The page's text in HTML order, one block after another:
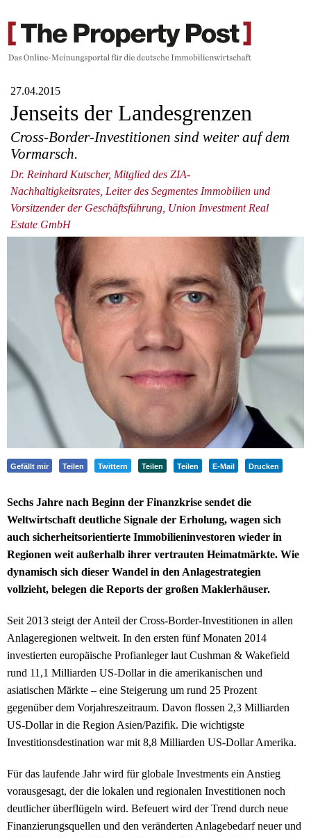
27.04.2015
Jenseits der Landesgrenzen
Cross-Border-Investitionen sind weiter auf dem
Vormarsch.
Dr. Reinhard Kutscher, Mitglied des ZIA-
Nachhaltigkeitsrates, Leiter des Segmentes Immobilien und
Vorsitzender der Geschäftsführung, Union Investment Real
Estate GmbH
Gefällt mir Teilen Twittern Teilen Teilen E-Mail Drucken
Sechs Jahre nach Beginn der Finanzkrise sendet die
Weltwirtschaft deutliche Signale der Erholung, wagen sich
auch sicherheitsorientierte Immobilieninvestoren wieder in
Regionen weit außerhalb ihrer vertrauten Heimatmärkte. Wie
dynamisch sich dieser Wandel in den Anlagestrategien
vollzieht, belegen die Reports der großen Maklerhäuser.
Seit 2013 steigt der Anteil der Cross-Border-Investitionen in allen
Anlageregionen weltweit. In den ersten fünf Monaten 2014
investierten europäische Profianleger laut Cushman & Wakefield
rund 11,1 Milliarden US-Dollar in die amerikanischen und
asiatischen Märkte – eine Steigerung um rund 25 Prozent
gegenüber dem Vorjahreszeitraum. Davon flossen 2,3 Milliarden
US-Dollar in die Region Asien/Pazifik. Die wichtigste
Investitionsdestination war mit 8,8 Milliarden US-Dollar Amerika.
Für das laufende Jahr wird für globale Investments ein Anstieg
vorausgesagt, der die lokalen und regionalen Investitionen noch
deutlicher überflügeln wird. Befeuert wird der Trend durch neue
Finanzierungsquellen und den veränderten Anlagebedarf neuer und